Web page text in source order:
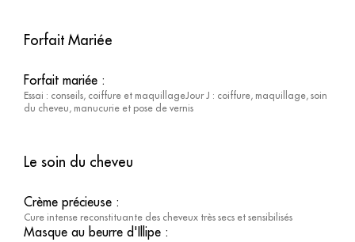
Forfait Mariée
Forfait mariée :
Essai : conseils, coiffure et maquillageJour J : coiffure, maquillage, soin
du cheveu, manucurie et pose de vernis
Le soin du cheveu
Crème précieuse :
Cure intense reconstituante des cheveux très secs et sensibilisés
Masque au beurre d'Illipe :